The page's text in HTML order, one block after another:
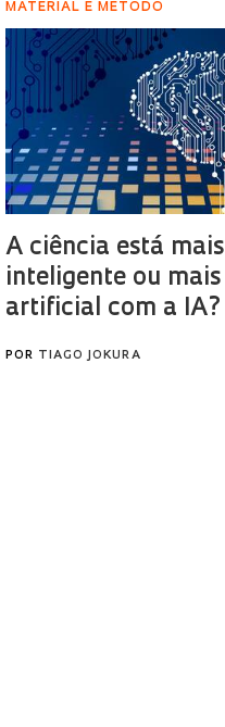
MATERIAL E MÉTODO
A ciência está mais
inteligente ou mais
artificial com a IA?
POR TIAGO JOKURA